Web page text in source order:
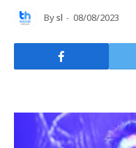
Bysl 08/08/2023